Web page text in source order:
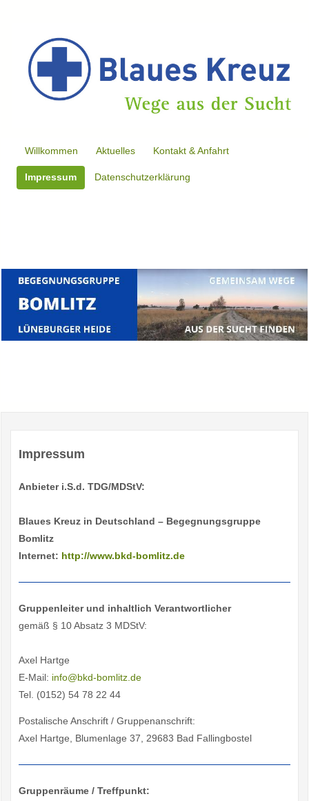
Willkommen Aktuelles Kontakt & Anfahrt
Impressum Datenschutzerklärung
Impressum
Anbieter i.S.d. TDG/MDStV:
Blaues Kreuz in Deutschland – Begegnungsgruppe
Bomlitz
Internet: http://www.bkd-bomlitz.de
Gruppenleiter und inhaltlich Verantwortlicher
gemäß § 10 Absatz 3 MDStV:
Axel Hartge
E-Mail: info@bkd-bomlitz.de
Tel. (0152) 54 78 22 44
Postalische Anschrift / Gruppenanschrift:
Axel Hartge, Blumenlage 37, 29683 Bad Fallingbostel
Gruppenräume / Treffpunkt: